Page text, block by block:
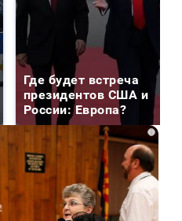
Где будет встреча
президентов США и
России: Европа?
i